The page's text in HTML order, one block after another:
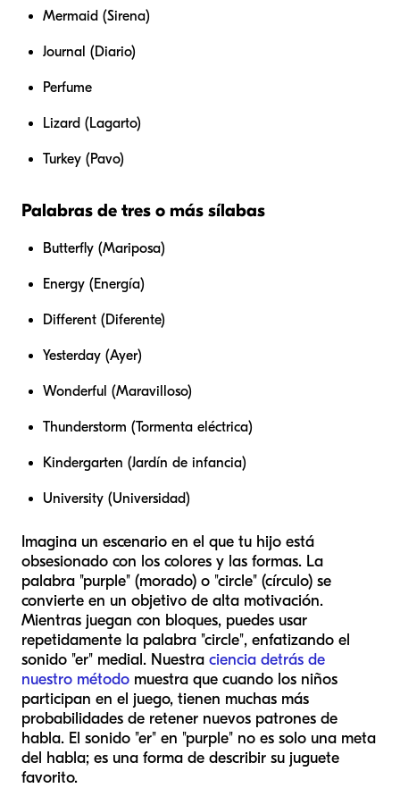
Mermaid (Sirena)
Journal (Diario)
Perfume
Lizard (Lagarto)
Turkey (Pavo)
Palabras de tres o más sílabas
Butterfly (Mariposa)
Energy (Energía)
Different (Diferente)
Yesterday (Ayer)
Wonderful (Maravilloso)
Thunderstorm (Tormenta eléctrica)
Kindergarten (Jardín de infancia)
University (Universidad)
Imagina un escenario en el que tu hijo está
obsesionado con los colores y las formas. La
palabra "purple" (morado) o "circle" (círculo) se
convierte en un objetivo de alta motivación.
Mientras juegan con bloques, puedes usar
repetidamente la palabra "circle", enfatizando el
sonido "er" medial. Nuestra ciencia detrás de
nuestro método muestra que cuando los niños
participan en el juego, tienen muchas más
probabilidades de retener nuevos patrones de
habla. El sonido "er" en "purple" no es solo una meta
del habla; es una forma de describir su juguete
favorito.